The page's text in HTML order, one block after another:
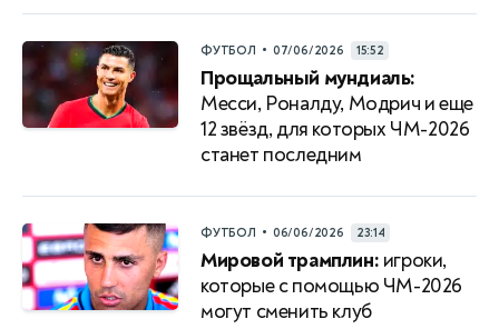
ФУТБОЛ • 07/06/2026 15:52
Прощальный мундиаль:
Месси, Роналду, Модрич и еще
12 звёзд, для которых ЧМ-2026
станет последним
ФУТБОЛ • 06/06/2026 23:14
Мировой трамплин: игроки,
которые с помощью ЧМ-2026
могут сменить клуб